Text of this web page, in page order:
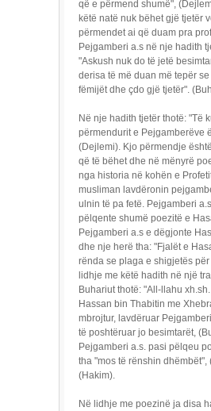
që e përmend shumë",
këtë natë nuk bëhet gjë tjetër
përmendet ai që duam pra
Pejgamberi a.s në nje hadith
"Askush nuk do të jetë
derisa të më duan më tepër
fëmijët dhe çdo gjë tjetër".
Në nje hadith tjetër thotë: "Të
përmendurit e Pejgamberëve
(Dejlemi). Kjo përmendje
që të bëhet dhe në mënyrë
nga historia në kohën e
musliman lavdëronin
ulnin të pa fetë. Pejgamberi
pëlqente shumë poezitë e
Pejgamberi a.s e dëgjonte
dhe nje herë tha: "Fjalët e
rënda se plaga e shigjetës për
lidhje me këtë hadith në një
Buhariut thotë: "All-llahu
Hassan bin Thabitin me
mbrojtur, lavdëruar
të poshtëruar jo besimtarët,
Pejgamberi a.s. pasi pëlqeu
tha "mos të rënshin dhëmbët",
(Hakim).
Në lidhje me poezinë ja disa